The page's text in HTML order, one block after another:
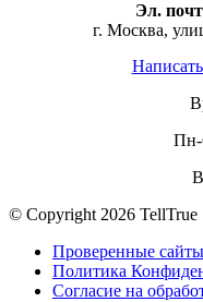
Эл.
г. Москва,
Пн-
© Copyright 2026
Проверенные сайты
Политика
Согласие на